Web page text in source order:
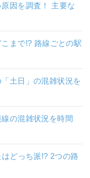
因を調査！ 主要な
まで!? 路線ごとの駅
土日」の混雑状況を
線の混雑状況を時間
どっち派!? 2つの路